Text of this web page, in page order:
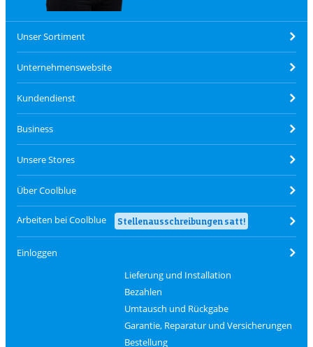
Unser Sortiment
Unternehmenswebsite
Kundendienst
Business
Unsere Stores
Über Coolblue
Arbeiten bei Coolblue Stellenausschreibungen satt!
Einloggen
Lieferung und Installation
Bezahlen
Umtausch und Rückgabe
Garantie, Reparatur und Versicherungen
Bestellung